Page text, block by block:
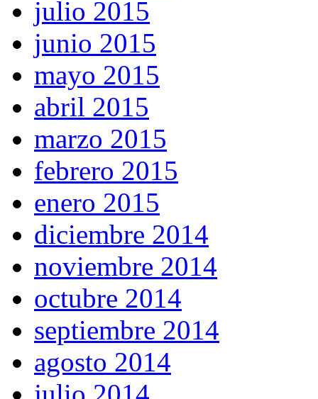
julio 2015
junio 2015
mayo 2015
abril 2015
marzo 2015
febrero 2015
enero 2015
diciembre 2014
noviembre 2014
octubre 2014
septiembre 2014
agosto 2014